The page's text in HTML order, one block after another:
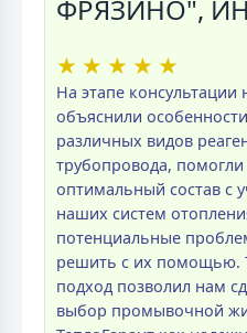
ФРЯЗИНО",
★ ★ ★ ★ ★
На этапе
объяснили
различных видов
трубопровода,
оптимальный состав с
наших систем
потенциальные
решить с их помощью.
подход позволил нам
выбор промывочной